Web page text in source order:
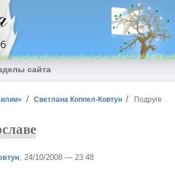
сайта
Светлана Коппел-Ковтун
Подруге
, 24/10/2008 — 23:48